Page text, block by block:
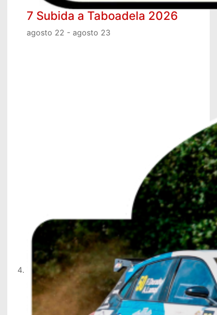
7 Subida a Taboadela 2026
agosto 22 - agosto 23